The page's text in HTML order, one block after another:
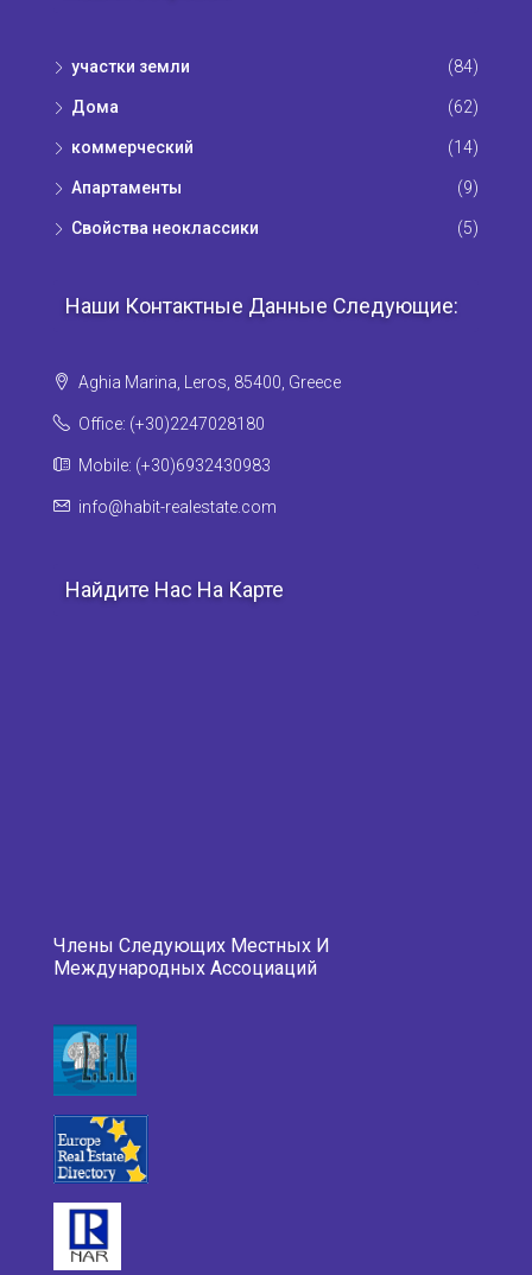
участки земли (84)
Дома (62)
коммерческий (14)
Апартаменты (9)
Свойства неоклассики (5)
Наши Контактные Данные Следующие:
Aghia Marina, Leros, 85400, Greece
Office: (+30)2247028180
Mobile: (+30)6932430983
info@habit-realestate.com
Найдите Нас На Карте
Члены Следующих Местных И
Международных Ассоциаций